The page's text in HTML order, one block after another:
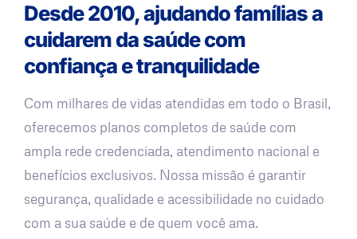
Desde 2010, ajudando famílias a
cuidarem da saúde com
confiança e tranquilidade
Com milhares de vidas atendidas em todo o Brasil,
oferecemos planos completos de saúde com
ampla rede credenciada, atendimento nacional e
benefícios exclusivos. Nossa missão é garantir
segurança, qualidade e acessibilidade no cuidado
com a sua saúde e de quem você ama.